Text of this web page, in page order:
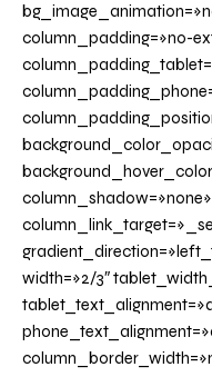
column_padding=»no-
width=»2/3″